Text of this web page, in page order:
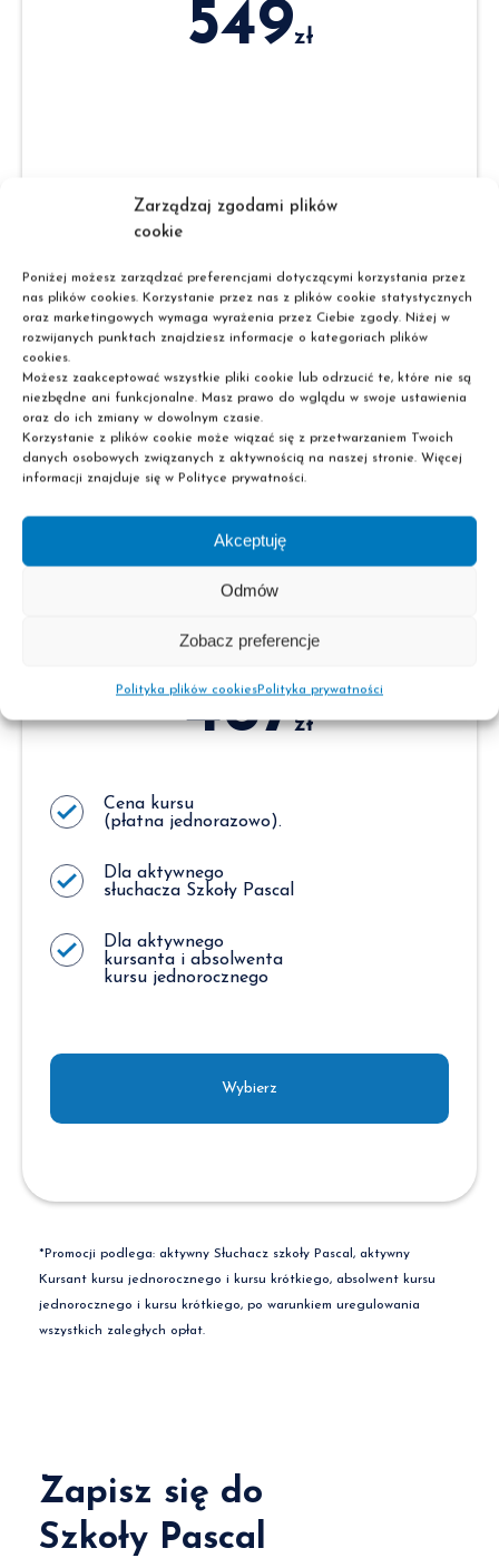
Zarządzaj zgodami plików
cookie
Poniżej możesz zarządzać preferencjami dotyczącymi korzystania przez
nas plików cookies. Korzystanie przez nas z plików cookie statystycznych
oraz marketingowych wymaga wyrażenia przez Ciebie zgody. Niżej w
rozwijanych punktach znajdziesz informacje o kategoriach plików
cookies.
Możesz zaakceptować wszystkie pliki cookie lub odrzucić te, które nie są
niezbędne ani funkcjonalne. Masz prawo do wglądu w swoje ustawienia
oraz do ich zmiany w dowolnym czasie.
Korzystanie z plików cookie może wiązać się z przetwarzaniem Twoich
danych osobowych związanych z aktywnością na naszej stronie. Więcej
informacji znajduje się w Polityce prywatności.
Akceptuję
Odmów
Zobacz preferencje
Polityka plików cookiesPolityka prywatności
549zł
Cena kursu
(płatna jednorazowo).
Wybierz
467zł
Cena kursu
(płatna jednorazowo).
Dla aktywnego
słuchacza Szkoły Pascal
Dla aktywnego
kursanta i absolwenta
kursu jednorocznego
Wybierz
*Promocji podlega: aktywny Słuchacz szkoły Pascal, aktywny
Kursant kursu jednorocznego i kursu krótkiego, absolwent kursu
jednorocznego i kursu krótkiego, po warunkiem uregulowania
wszystkich zaległych opłat.
Zapisz się do
Szkoły Pascal